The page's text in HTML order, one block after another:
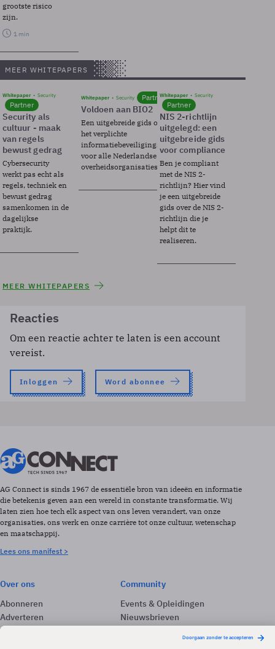
grootste risico
zijn.
1 min
MEER WHITEPAPERS
Whitepaper Security
Partner
Security als
cultuur - maak
van regels
bewust gedrag
Cybersecurity
werkt pas echt als
regels, techniek en
bewust gedrag
samenkomen in de
dagelijkse
praktijk.
Whitepaper Security Partner
Voldoen aan BIO2
Een uitgebreide gids over BIO2,
het verplichte
informatiebeveiligingsframework
voor alle Nederlandse
overheidsorganisaties.
Whitepaper Security
Partner
NIS 2-richtlijn
uitgelegd: een
uitgebreide gids
voor compliance
Ben je compliant
met de NIS 2-
richtlijn? Hier vind
je een uitgebreide
gids over de NIS 2-
richtlijn die je
helpt dit te
realiseren.
MEER WHITEPAPERS
Reacties
Om een reactie achter te laten is een account
vereist.
Inloggen Word abonnee
AG Connect is sinds 1967 de essentiële bron van ideeën en informatie
die betekenis geven aan een wereld in constante transformatie. Wij
laten zien hoe tech elk aspect van ons leven verandert, van onze
organisaties, ons werk en onze carrière tot onze cultuur, wetenschap
en maatschappij.
Lees ons manifest >
Over ons
Abonneren
Adverteren
Contact
Community
Events & Opleidingen
Nieuwsbrieven